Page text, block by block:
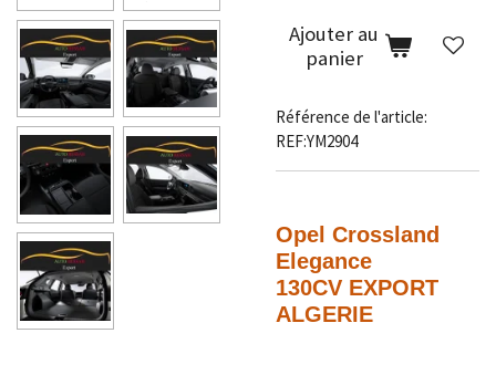
Ajouter au
panier
Référence de l'article:
REF:YM2904
Opel Crossland
Elegance
130CV EXPORT
ALGERIE